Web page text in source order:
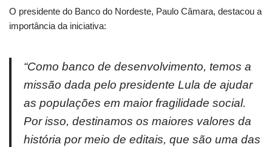
O presidente do Banco do Nordeste, Paulo Câmara, destacou a
importância da iniciativa:
“Como banco de desenvolvimento, temos a
missão dada pelo presidente Lula de ajudar
as populações em maior fragilidade social.
Por isso, destinamos os maiores valores da
história por meio de editais, que são uma das